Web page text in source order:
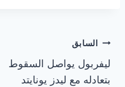
تصفّح
المقالات
السابق
ليفربول يواصل السقوط
بتعادله مع ليدز يونايتد